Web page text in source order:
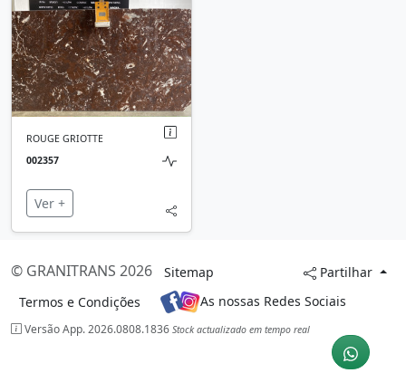
ROUGE GRIOTTE
002357
Ver +
Partilhar
© GRANITRANS 2026
Sitemap
Termos e Condições
As nossas Redes Sociais
Versão App. 2026.0808.1836 Stock actualizado em tempo real